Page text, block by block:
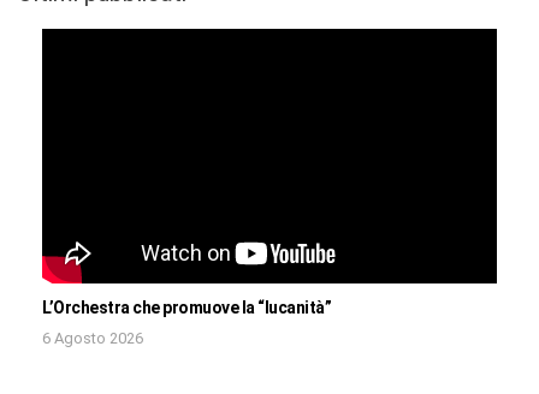
L’Orchestra che promuove la “lucanità”
6 Agosto 2026